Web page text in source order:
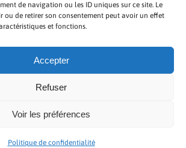
de navigation ou les ID uniques sur ce site. Le
ou de retirer son consentement peut avoir un effet
et fonctions.
Accepter
Refuser
Voir les préférences
Politique de confidentialité
TOUTAFRICA
A PROPOS
2023 TOUT AFRICA | Made by